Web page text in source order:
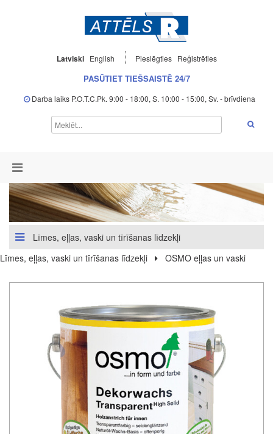
Latviski English Pieslēgties Reģistrēties
PASŪTIET TIEŠSAISTĒ 24/7
Darba laiks P.O.T.C.Pk. 9:00 - 18:00, S. 10:00 - 15:00, Sv. - brīvdiena
Līmes, eļļas, vaski un tīrīšanas līdzekļi
Līmes, eļļas, vaski un tīrīšanas līdzekļi
OSMO eļļas un vaski